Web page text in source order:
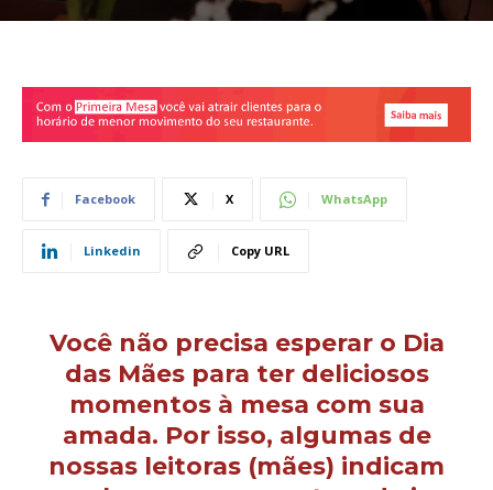
Facebook X WhatsApp
Linkedin Copy URL
Você não precisa esperar o Dia
das Mães para ter deliciosos
momentos à mesa com sua
amada. Por isso, algumas de
nossas leitoras (mães) indicam